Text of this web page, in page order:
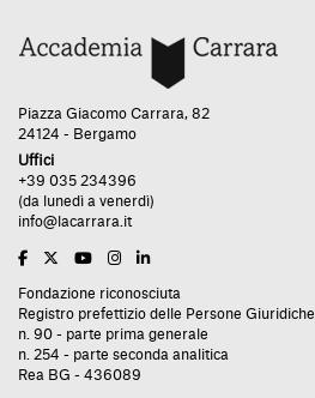
Piazza Giacomo Carrara, 82
24124 - Bergamo
Uffici
+39 035 234396
(da lunedì a venerdì)
info@lacarrara.it
Fondazione riconosciuta
Registro prefettizio delle Persone Giuridiche
n. 90 - parte prima generale
n. 254 - parte seconda analitica
Rea BG - 436089